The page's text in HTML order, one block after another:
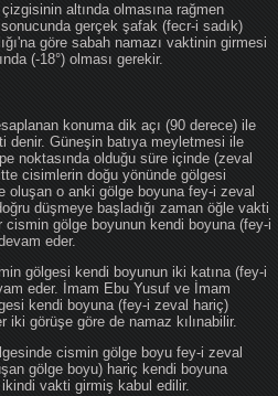
altında olmasına rağmen
sonucunda gerçek şafak (fecr-i sadık)
göre sabah namazı vaktinin girmesi
(-18°) olması gerekir.
konuma dik açı (90 derece) ile
denir. Güneşin batıya meyletmesi ile
noktasında olduğu süre içinde (zeval
cisimlerin doğu yönünde gölgesi
oluşan o anki gölge boyuna fey-i zeval
düşmeye başladığı zaman öğle vakti
gölge boyunun kendi boyuna (fey-i
eder.
gölgesi kendi boyunun iki katına (fey-i
eder. İmam Ebu Yusuf ve İmam
kendi boyuna (fey-i zeval hariç)
iki görüşe göre de namaz kılınabilir.
cismin gölge boyu fey-i zeval
gölge boyu) hariç kendi boyuna
ikindi vakti girmiş kabul edilir.